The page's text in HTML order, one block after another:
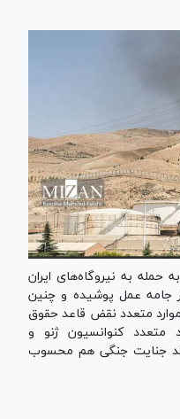
به نیروگاه‌های ایران
جامه عمل پوشیده و چنین
متعدد نقض قاعد حقوق
متعدد کنوانسیون ژنو و
جنایت جنگی هم محسوب